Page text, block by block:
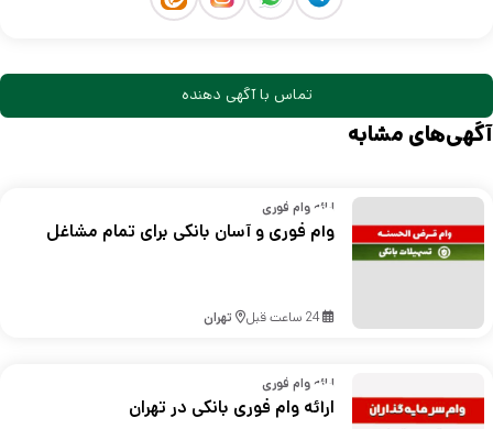
تماس با آگهی دهنده
آگهی‌های مشابه
ارائه وام فوری
وام فوری و آسان بانکی برای تمام مشاغل
24 ساعت قبل تهران
ارائه وام فوری
ارائه وام فوری بانکی در تهران